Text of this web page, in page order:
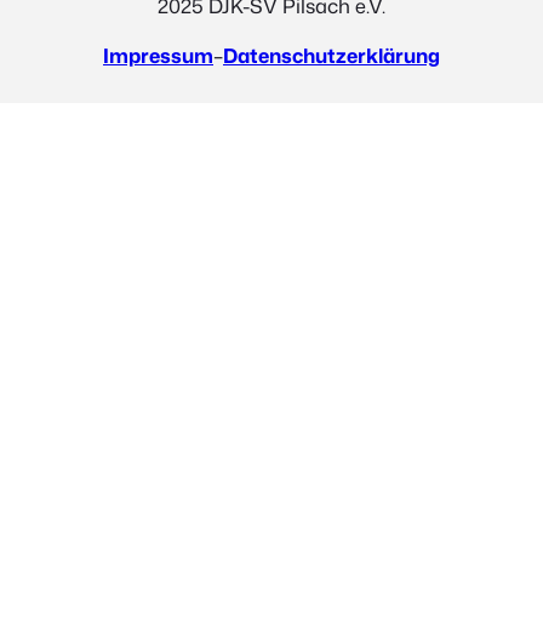
2025 DJK-SV Pilsach e.V.
Impressum–Datenschutzerklärung